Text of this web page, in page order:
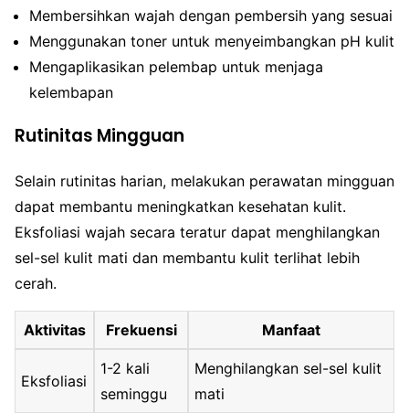
Membersihkan wajah dengan pembersih yang sesuai
Menggunakan toner untuk menyeimbangkan pH kulit
Mengaplikasikan pelembap untuk menjaga
kelembapan
Rutinitas Mingguan
Selain rutinitas harian, melakukan perawatan mingguan
dapat membantu meningkatkan kesehatan kulit.
Eksfoliasi wajah secara teratur dapat menghilangkan
sel-sel kulit mati dan membantu kulit terlihat lebih
cerah.
Aktivitas Frekuensi Manfaat
Eksfoliasi
1-2 kali
seminggu
Menghilangkan sel-sel kulit
mati